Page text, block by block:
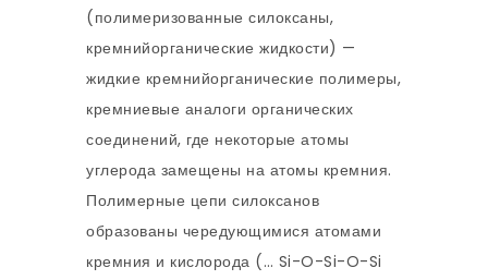
(полимеризованные силоксаны,
кремнийорганические жидкости) —
жидкие кремнийорганические полимеры,
кремниевые аналоги органических
соединений, где некоторые атомы
углерода замещены на атомы кремния.
Полимерные цепи силоксанов
образованы чередующимися атомами
кремния и кислорода (… Si-O-Si-O-Si